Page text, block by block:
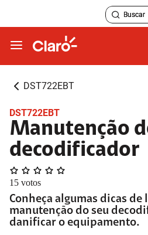
DST722EBT
DST722EBT
Manutenção
decodificador
15 votos
Conheça algumas dicas
manutenção do seu
danificar o equipamento.